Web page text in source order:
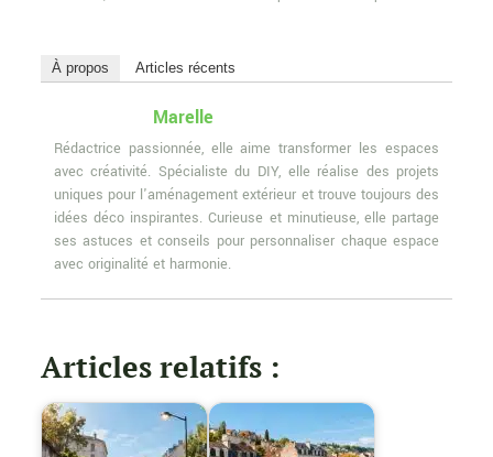
À propos Articles récents
Marelle
Rédactrice passionnée, elle aime transformer les espaces
avec créativité. Spécialiste du DIY, elle réalise des projets
uniques pour l'aménagement extérieur et trouve toujours des
idées déco inspirantes. Curieuse et minutieuse, elle partage
ses astuces et conseils pour personnaliser chaque espace
avec originalité et harmonie.
Articles relatifs :